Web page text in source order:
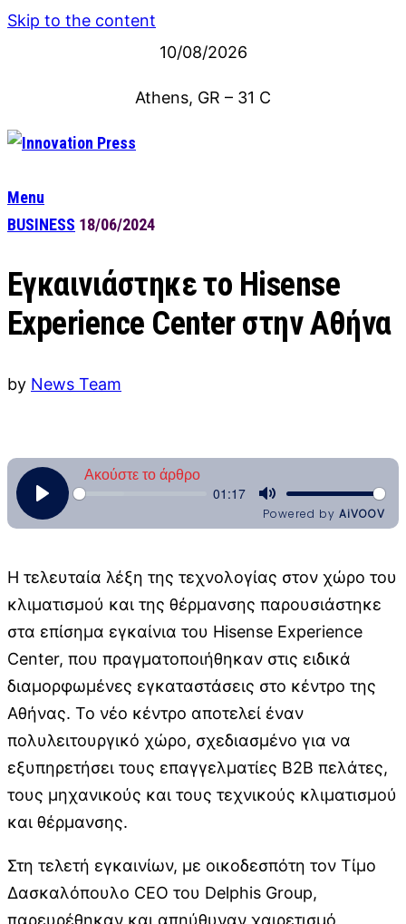
Skip to the content
10/08/2026
Athens, GR – 31 C
Menu
BUSINESS 18/06/2024
Εγκαινιάστηκε το Hisense
Experience Center στην Αθήνα
by News Team
Η τελευταία λέξη της τεχνολογίας στον χώρο του
κλιματισμού και της θέρμανσης παρουσιάστηκε
στα επίσημα εγκαίνια του Hisense Experience
Center, που πραγματοποιήθηκαν στις ειδικά
διαμορφωμένες εγκαταστάσεις στο κέντρο της
Αθήνας. Το νέο κέντρο αποτελεί έναν
πολυλειτουργικό χώρο, σχεδιασμένο για να
εξυπηρετήσει τους επαγγελματίες B2B πελάτες,
τους μηχανικούς και τους τεχνικούς κλιματισμού
και θέρμανσης.
Στη τελετή εγκαινίων, με οικοδεσπότη τον Τίμο
Δασκαλόπουλο CEO του Delphis Group,
παρευρέθηκαν και απηύθυναν χαιρετισμό